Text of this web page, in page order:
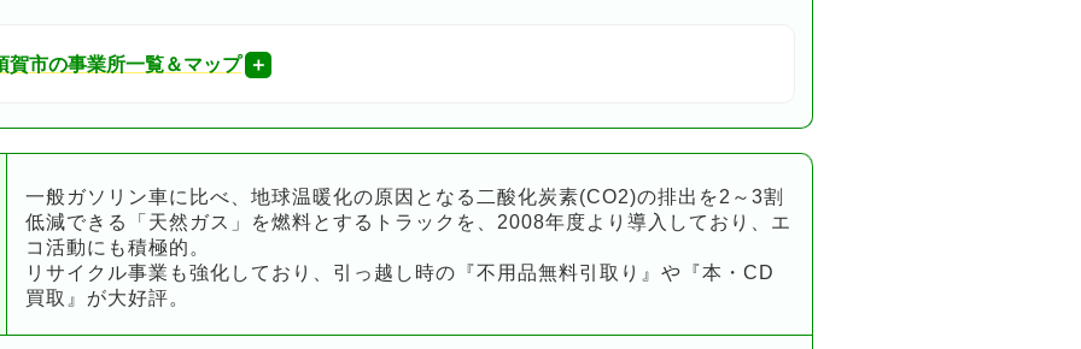
賀市の事業所一覧＆マップ
一般ガソリン車に比べ、地球温暖化の原因となる二酸化炭素(CO2)の排出を2～3割
低減できる「天然ガス」を燃料とするトラックを、2008年度より導入しており、エ
コ活動にも積極的。
リサイクル事業も強化しており、引っ越し時の『不用品無料引取り』や『本・CD
買取』が大好評。